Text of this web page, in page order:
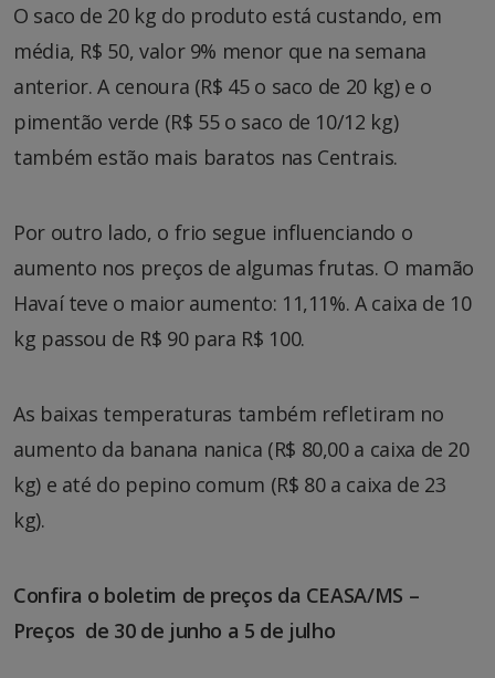
O saco de 20 kg do produto está custando, em
média, R$ 50, valor 9% menor que na semana
anterior. A cenoura (R$ 45 o saco de 20 kg) e o
pimentão verde (R$ 55 o saco de 10/12 kg)
também estão mais baratos nas Centrais.
Por outro lado, o frio segue influenciando o
aumento nos preços de algumas frutas. O mamão
Havaí teve o maior aumento: 11,11%. A caixa de 10
kg passou de R$ 90 para R$ 100.
As baixas temperaturas também refletiram no
aumento da banana nanica (R$ 80,00 a caixa de 20
kg) e até do pepino comum (R$ 80 a caixa de 23
kg).
Confira o boletim de preços da CEASA/MS –
Preços de 30 de junho a 5 de julho